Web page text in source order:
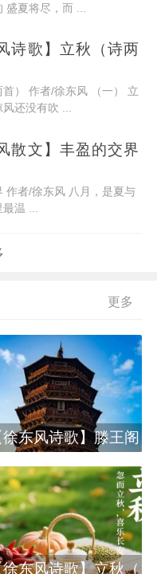
盛夏将尽，而 ...
诗歌】立秋（诗两
首） 作者/徐东风 （一） 立
还没有吹 ...
散文】丰盈的交界
作者/徐东风 八月，是夏与
温 ...
更多
徐东风诗歌】滕王阁
徐东风诗歌】立秋（